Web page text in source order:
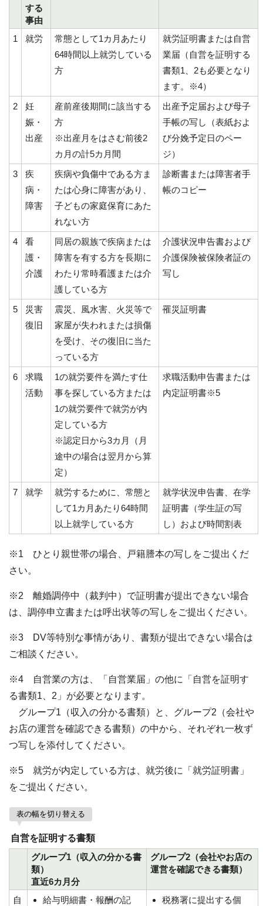
する
事由
1
就労
常態として1カ月あたり
64時間以上就労している
方
就労証明書または自営
業届（自営を証明する
書類1、2も必要となり
ます。※4）
2
妊
娠・
出産
産前産後期間に該当する
方
※出産月をはさむ前後2
カ月の計5カ月間
出産予定届および母子
手帳の写し（表紙およ
び分娩予定日のペー
ジ）
3
疾
病・
障害
疾病や負傷中である方ま
たは心身に障害があり、
子どもの家庭保育にあた
れない方
診断書または障害者手
帳のコピー
4
看
護・
介護
同居の親族で疾病または
障害を有する方を長期に
わたり常時看護または介
護している方
介護状況申告書および
介護保険被保険者証の
写し
5
災害
復旧
震災、風水害、火災等で
家屋が失われまたは損傷
を受け、その復旧に当た
っている方
罹災証明書
6
求職
活動
1の就労要件を満たす仕
事を探している方または
1の就労要件で就労が内
定している方
※認定日から3カ月（月
途中の場合は翌月から算
定）
求職活動申告書または
内定証明書※5
7 就学
就労するために、常態と
して1カ月あたり64時間
以上就学している方
就学状況申告書、在学
証明書（学生証の写
し）および時間割表
※1 ひとり親世帯の場合、戸籍謄本の写しをご提出くだ
さい。
※2 離婚調停中（裁判中）で証明書が提出できない場合
は、調停申立書または呼出状等の写しをご提出ください。
※3 DV等特別な事情があり、書類が提出できない場合は
ご相談ください。
※4 自営業の方は、「自営業届」の他に「自営を証明す
る書類1、2」が必要となります。
グループ1（収入の分かる書類）と、グループ2（会社や
お店の運営を確認できる書類）の中から、それぞれ一枚ず
つ写しを添付してください。
※5 就労が内定している方は、就労後に「就労証明書」
をご提出ください。
表の幅を切り替える
自営を証明する書類
グループ1（収入の分かる書
類）
直近6カ月分
グループ2（会社やお店の
運営を確認できる書類）
自
給与明細書・報酬の記
税務署に提出する個